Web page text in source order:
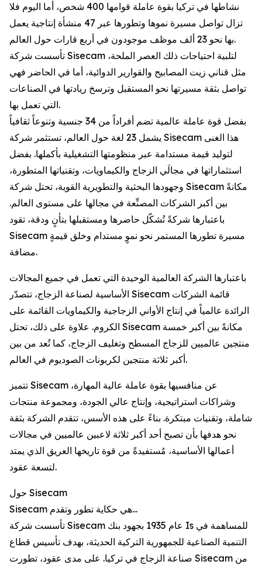
نشاطها في تركيا بقوة عاملة قوامها 400 شخص، أما اليوم فلا
تزال تواصل مسيرة نموها وتطورها عبر 47 منشأة إنتاجية يعمل
بها نحو 23 ألف موظف موجودون في أربع قارات حول العالم.
تأسست شركة Sisecam لتلبية احتياجات ذلك العصر الملحة،
مثل قناني زيت المصابيح والقوارير الدوائية، أما في الحاضر فهي
تواصل بثقة مسيرتها نحو المستقبل وترسخ ريادتها في الصناعات
التي تعمل بها.
بفضل قوة عاملة عالمية تضم أفراداً من 34 جنسية وتنوعاً ثقافياً
يشمل 23 لغة حول العالم، تستثمر شركة Sisecam هذا الغنى
لتوليد قيمة مستدامة عبر منظومتها التشغيلية بأكملها. بفضل
استثماراتها في مجالَي الزجاج والكيماويات، وتقنياتها المتطورة،
وجهودها البحثية والتطويرية القوية، تحتل شركة Sisecam مكانةً
بين أكبر الشركات المصنِّعة في مجالها على مستوى العالم.
باعتبارها شركةً تُشكّل حاضرها ومستقبلها بتأنٍ ودقة، تقود
Sisecam مسيرة تطورها المستمر نحو نموٍ مستدام وخلق قيمةٍ
مضافة.
باعتبارها الشركة العالمية الوحيدة التي تعمل في جميع المجالات
الأساسية لصناعة الزجاج، تتصدّر Sisecam قائمة الشركات
الرائدة عالمياً في إنتاج الأواني الزجاجية والكيماويات القائمة على
الكروم. علاوة على ذلك، تحتل Sisecam مكانةً بين أكبر خمسة
منتجين عالميين للزجاج المسطح وتغليف الزجاج، كما تُعد من بين
أكبر ثلاثة منتجين لكربونات الصوديوم في العالم.
تتميز Sisecam عن منافسيها بقوة عاملة عالية المهارة،
وشراكات استراتيجية، وإنتاج عالي الجودة، ومجموعة منتجات
شاملة، وتقنيات مبتكرة. بناءً على هذه الأسس، تتقدم الشركة بثقة
نحو هدفها بأن تصبح أحد أكبر ثلاثة لاعبين عالميين في مجالات
أعمالها الأساسية، مُستفيدةً من قوة تاريخها العريق الذي يمتد
لتسعة عقود.
حول Sisecam
Sisecam هي حكاية تطور وتقدم...
تأسست شركة Sisecam عام 1935 بجهود بنك Is للمساهمة في
التنمية الصناعية للجمهورية التركية الحديثة، بهدف تأسيس قطاع
صناعة الزجاج في تركيا. على مدى عقود، تطورت Sisecam من